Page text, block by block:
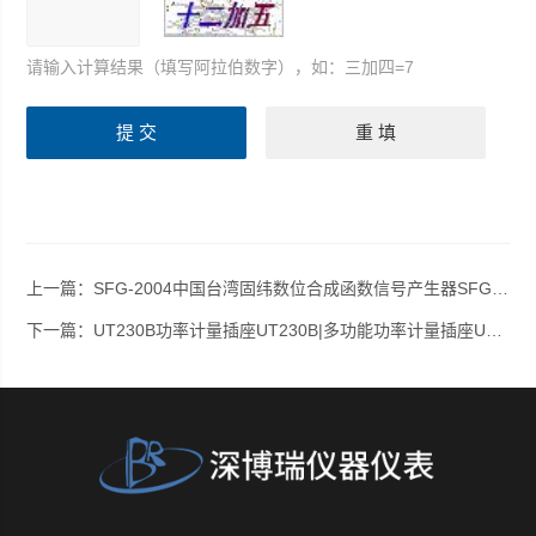
请输入计算结果（填写阿拉伯数字），如：三加四=7
上一篇： SFG-2004中国台湾固纬数位合成函数信号产生器SFG-2004/SFG-2004/函数信号产生器SFG-2004
下一篇： UT230B功率计量插座UT230B|多功能功率计量插座UT230B